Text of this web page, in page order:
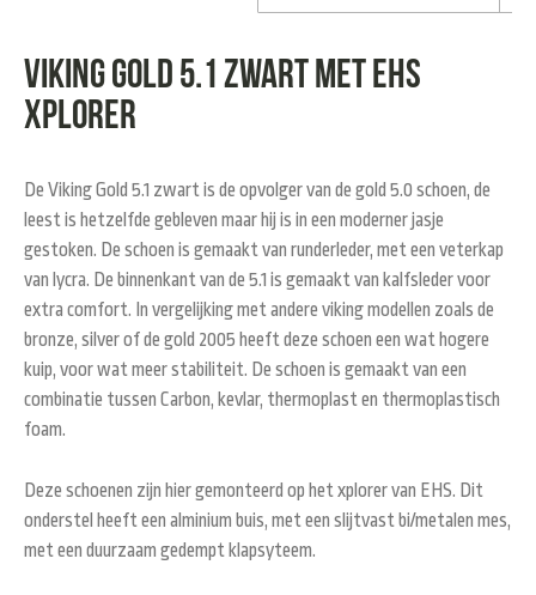
Viking gold 5.1 zwart met EHS
xplorer
De Viking Gold 5.1 zwart is de opvolger van de gold 5.0 schoen, de
leest is hetzelfde gebleven maar hij is in een moderner jasje
gestoken. De schoen is gemaakt van runderleder, met een veterkap
van lycra. De binnenkant van de 5.1 is gemaakt van kalfsleder voor
extra comfort. In vergelijking met andere viking modellen zoals de
bronze, silver of de gold 2005 heeft deze schoen een wat hogere
kuip, voor wat meer stabiliteit. De schoen is gemaakt van een
combinatie tussen Carbon, kevlar, thermoplast en thermoplastisch
foam.
Deze schoenen zijn hier gemonteerd op het xplorer van EHS. Dit
onderstel heeft een alminium buis, met een slijtvast bi/metalen mes,
met een duurzaam gedempt klapsyteem.